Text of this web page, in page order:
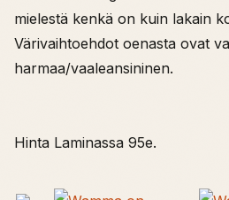
mielestä kenkä on kuin lakain
Värivaihtoehdot oenasta ovat
harmaa/vaaleansininen.
Hinta Laminassa 95e.